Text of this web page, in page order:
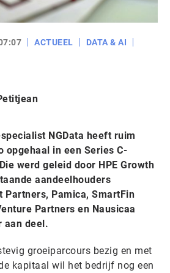
ACTUEEL
DATA & AI
NGData heeft ruim
opgehaal in een Series C-
werd geleid door HPE Growth
aandeelhouders
Partners, Pamica, SmartFin
Partners en Nausicaa
aan deel.
groeiparcours bezig en met
kapitaal wil het bedrijf nog een